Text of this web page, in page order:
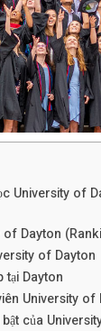
University of
of Dayton
of Dayton
tại Dayton
University of
của